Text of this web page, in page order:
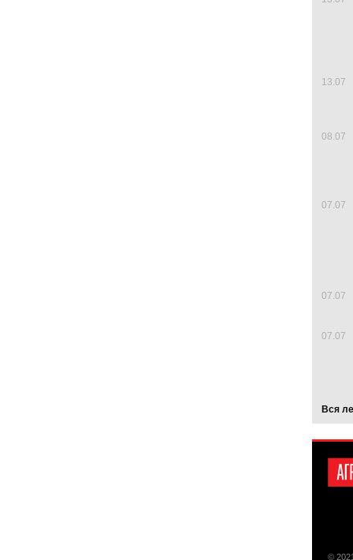
13.07
08.07
07.07
07.07
07.07
Вся
©